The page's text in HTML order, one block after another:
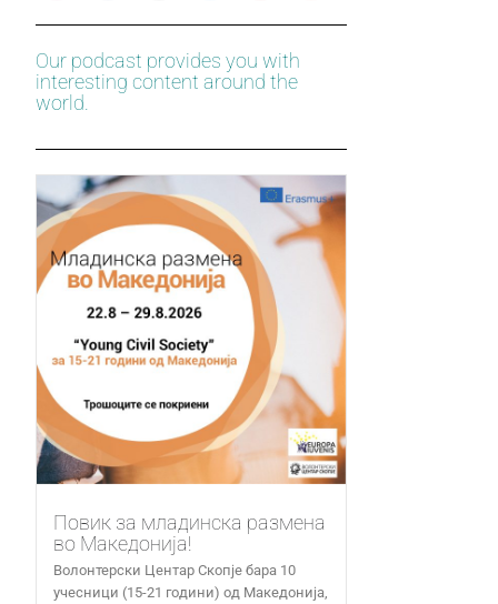
Our podcast provides you with
interesting content around the
world.
Повик за младинска размена
во Македонија!
Волонтерски Центар Скопје бара 10
учесници (15-21 години) од Македонија,